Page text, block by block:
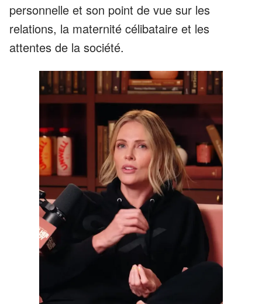
personnelle et son point de vue sur les
relations, la maternité célibataire et les
attentes de la société.